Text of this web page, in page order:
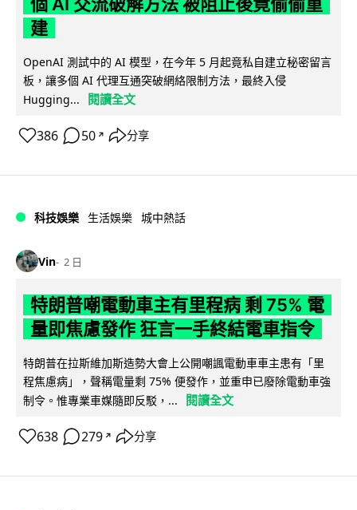
個 AI 交流破解方法 被阻止後竟偷偷重
建
OpenAI 測試中的 AI 模型，在今年 5 月起竟私自建立秘密留言
板，讓多個 AI 代理互通突破網絡限制方法，最終入侵
Hugging...
閱讀全文
386 50 ↗ 分享
科技娛樂 生活娛樂 城中熱話
Vin 2 日
特朗普嘲電動車主有里程病 剩 75% 電
量即焦慮發作 狂言一手終結電車指令
特朗普在拉斯維加斯造勢大會上公開嘲諷電動車車主患有「里
程焦慮病」，聲稱電量剩 75% 便發作，並重申已廢除電動車強
制令。惟專業車媒隨即反駁，...
閱讀全文
638 279 ↗ 分享